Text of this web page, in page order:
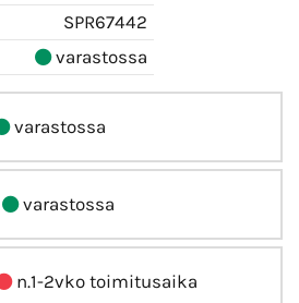
SPR67442
varastossa
varastossa
varastossa
n.1-2vko toimitusaika